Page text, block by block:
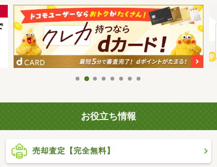
お役立ち情報
売却査定【完全無料】